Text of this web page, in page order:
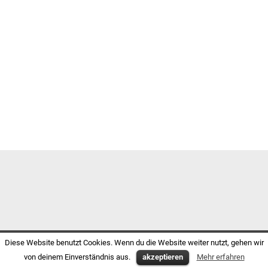
Diese Website benutzt Cookies. Wenn du die Website weiter nutzt, gehen wir
von deinem Einverständnis aus.
akzeptieren Mehr erfahren